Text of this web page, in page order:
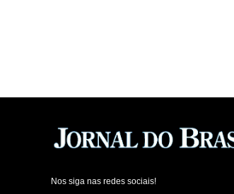
Nos siga nas redes sociais!